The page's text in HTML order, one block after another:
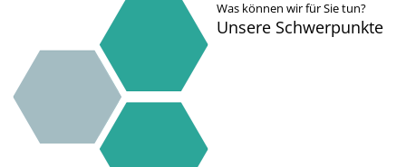
Was können wir für Sie tun?
Unsere Schwerpunkte